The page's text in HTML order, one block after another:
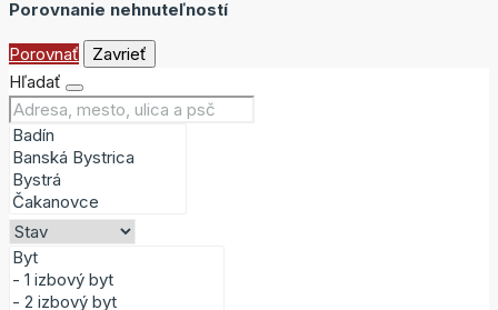
Porovnanie nehnuteľností
Porovnať
Zavrieť
Hľadať